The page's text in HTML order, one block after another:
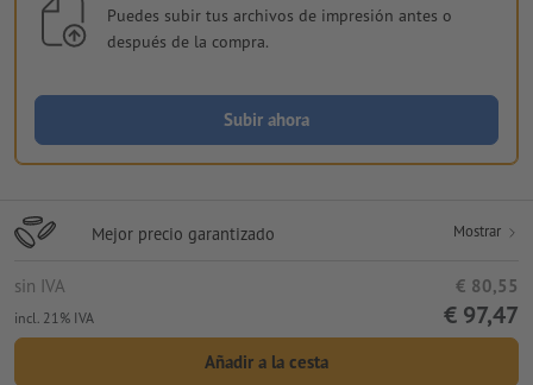
Puedes subir tus archivos de impresión antes o
después de la compra.
Subir ahora
Mejor precio garantizado Mostrar
sin IVA € 80,55
incl. 21% IVA € 97,47
Añadir a la cesta